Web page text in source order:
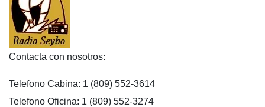
Contacta con nosotros:
Telefono Cabina: 1 (809) 552-3614
Telefono Oficina: 1 (809) 552-3274